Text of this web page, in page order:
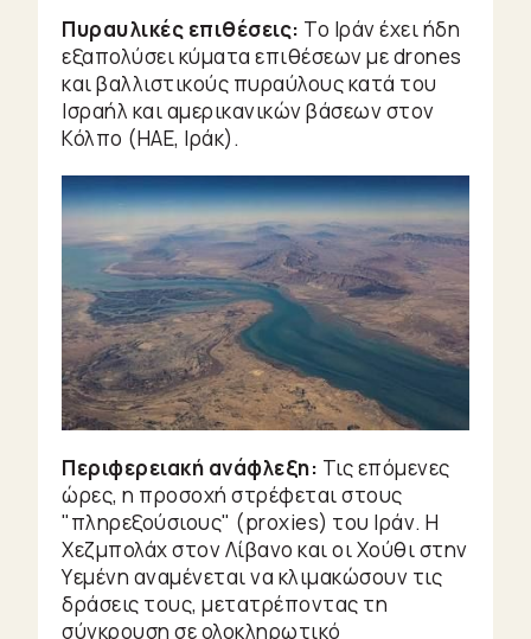
Πυραυλικές επιθέσεις: Το Ιράν έχει ήδη
εξαπολύσει κύματα επιθέσεων με drones
και βαλλιστικούς πυραύλους κατά του
Ισραήλ και αμερικανικών βάσεων στον
Κόλπο (ΗΑΕ, Ιράκ).
Περιφερειακή ανάφλεξη: Τις επόμενες
ώρες, η προσοχή στρέφεται στους
"πληρεξούσιους" (proxies) του Ιράν. Η
Χεζμπολάχ στον Λίβανο και οι Χούθι στην
Υεμένη αναμένεται να κλιμακώσουν τις
δράσεις τους, μετατρέποντας τη
σύγκρουση σε ολοκληρωτικό